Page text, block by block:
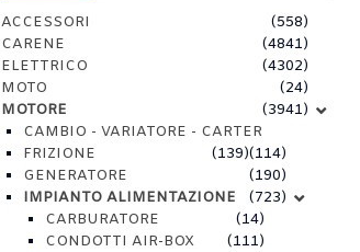
ACCESSORI
(558)
CARENE
(4841)
ELETTRICO
(4302)
MOTO
(24)
MOTORE
(3941)
CAMBIO - VARIATORE - CARTER
(114)
FRIZIONE
(139)
GENERATORE
(190)
IMPIANTO ALIMENTAZIONE
(723)
CARBURATORE
(14)
CONDOTTI AIR-BOX
(111)